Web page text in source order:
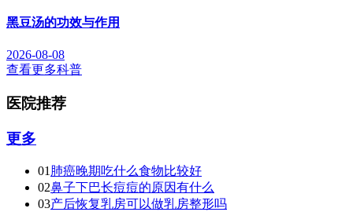
黑豆汤的功效与作用
2026-08-08
查看更多科普
医院推荐
更多
01 肺癌晚期吃什么食物比较好
02鼻子下巴长痘痘的原因有什么
03产后恢复乳房可以做乳房整形吗